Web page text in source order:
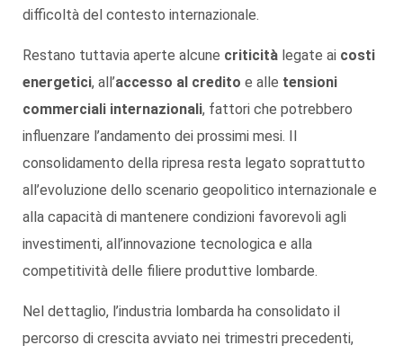
difficoltà del contesto internazionale.
Restano tuttavia aperte alcune criticità legate ai costi
energetici, all’accesso al credito e alle tensioni
commerciali internazionali, fattori che potrebbero
influenzare l’andamento dei prossimi mesi. Il
consolidamento della ripresa resta legato soprattutto
all’evoluzione dello scenario geopolitico internazionale e
alla capacità di mantenere condizioni favorevoli agli
investimenti, all’innovazione tecnologica e alla
competitività delle filiere produttive lombarde.
Nel dettaglio, l’industria lombarda ha consolidato il
percorso di crescita avviato nei trimestri precedenti,